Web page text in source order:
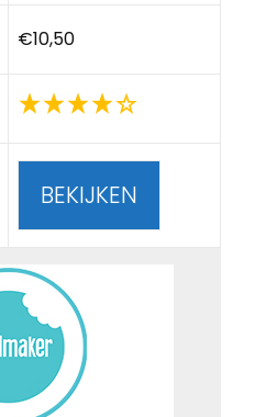
€10,50
BEKIJKEN